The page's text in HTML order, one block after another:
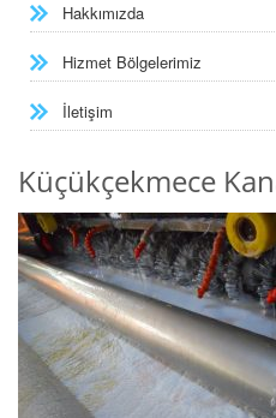
Hakkımızda
Hizmet Bölgelerimiz
İletişim
Küçükçekmece